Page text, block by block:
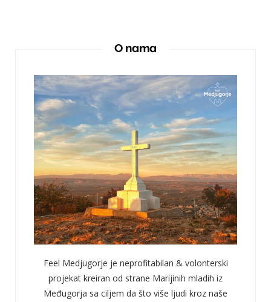
O nama
Feel Medjugorje je neprofitabilan & volonterski
projekat kreiran od strane Marijinih mladih iz
Međugorja sa ciljem da što više ljudi kroz naše